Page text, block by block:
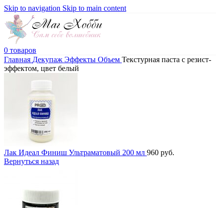
Skip to navigation Skip to main content
0 товаров
Главная Декупаж Эффекты Объем Текстурная паста с резист-
эффектом, цвет белый
Лак Идеал Финиш Ультраматовый 200 мл 960 руб.
Вернуться назад